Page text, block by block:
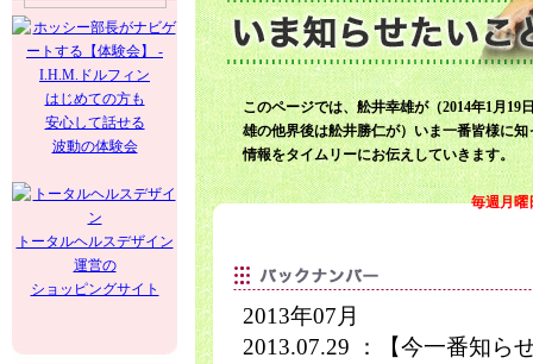
はじめての方も
安心して話せる
波動の体験会
トータルヘルスデザイン
運営の
ショッピングサイト
このページでは、舩井幸雄が（2014年1月19
雄の他界後は舩井勝仁が）いま一番皆様に知
情報をタイムリーにお伝えしていきます。
毎週月曜
2013年07月
2013.07.29 ：【今一番知ら